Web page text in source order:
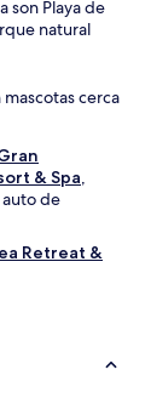
son Playa de
natural
cerca
& Spa,
de
Retreat &